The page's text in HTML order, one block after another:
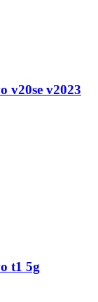
v20se v2023
t1 5g